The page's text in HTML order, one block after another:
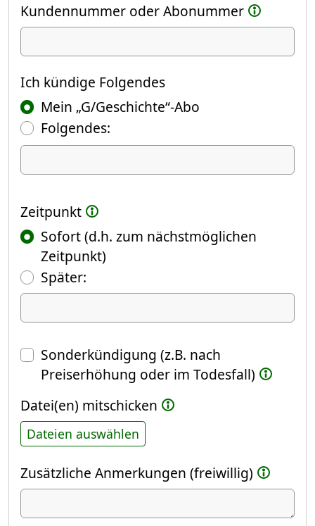
Kundennummer oder Abonummer
Ich kündige
Ich kündige Folgendes
Mein „G/Geschichte“-Abo
Folgendes:
Ich kündige Folgendes
Zeitpunkt
Sofort (d.h. zum nächstmöglichen
Zeitpunkt)
Später:(Fokus springt automatisch ins
Datum
Sonderkündigung (z.B. nach
Preiserhöhung oder im Todesfall)
Datei(en) mitschicken
Dateien auswählen
Zusätzliche Anmerkungen (freiwillig)